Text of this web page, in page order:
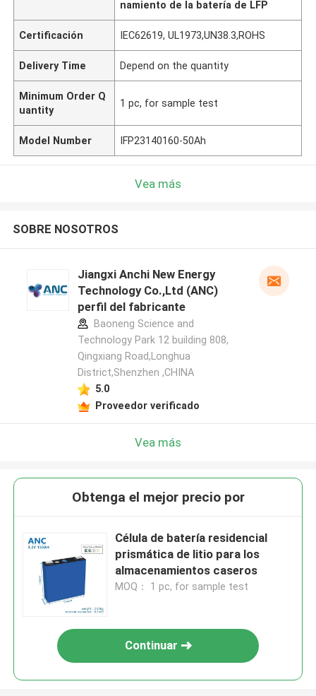
namiento de la batería de LFP
Certificación IEC62619, UL1973,UN38.3,ROHS
Delivery Time Depend on the quantity
Minimum Order Q
uantity
1 pc, for sample test
Model Number IFP23140160-50Ah
Vea más
SOBRE NOSOTROS
Jiangxi Anchi New Energy
Technology Co.,Ltd (ANC)
perfil del fabricante
Baoneng Science and
Technology Park 12 building 808,
Qingxiang Road,Longhua
District,Shenzhen ,CHINA
5.0
Proveedor verificado
Vea más
Obtenga el mejor precio por
Célula de batería residencial
prismática de litio para los
almacenamientos caseros
MOQ： 1 pc, for sample test
Continuar